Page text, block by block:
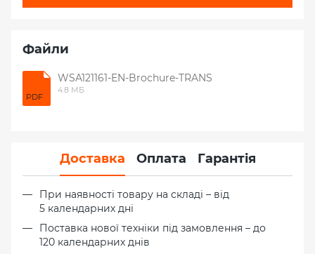
Файли
PDF
WSA121161-EN-Brochure-TRANS
4.8 МБ
Доставка Оплата Гарантія
При наявності товару на складі – від
5 календарних дні
Поставка нової техніки під замовлення – до
120 календарних днів